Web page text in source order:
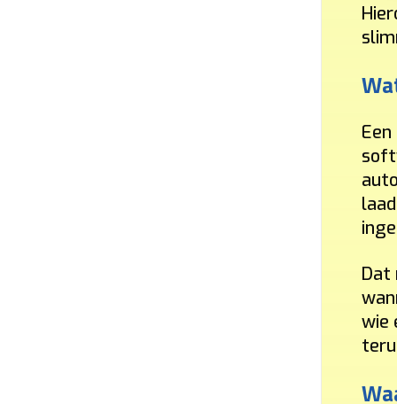
Dat
wie
Doorgaans binnen 24 uur ontvangt u een voorstel met all-in prijs voor de